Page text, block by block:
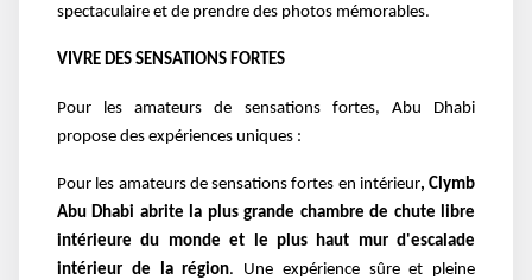
spectaculaire et de prendre des photos mémorables.
VIVRE DES SENSATIONS FORTES
Pour les amateurs de sensations fortes, Abu Dhabi
propose des expériences uniques :
Pour les amateurs de sensations fortes en intérieur, Clymb
Abu Dhabi abrite la plus grande chambre de chute libre
intérieure du monde et le plus haut mur d'escalade
intérieur de la région. Une expérience sûre et pleine